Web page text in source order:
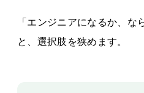
「エンジニアになるか、な
と、選択肢を狭めます。